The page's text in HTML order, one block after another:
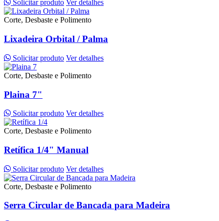
Solicitar produto Ver detalhes
Corte, Desbaste e Polimento
Lixadeira Orbital / Palma
Solicitar produto Ver detalhes
Corte, Desbaste e Polimento
Plaina 7"
Solicitar produto Ver detalhes
Corte, Desbaste e Polimento
Retífica 1/4" Manual
Solicitar produto Ver detalhes
Corte, Desbaste e Polimento
Serra Circular de Bancada para Madeira